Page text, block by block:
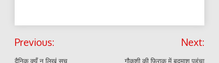
Post
navigation
Previous:
दैनिक क्यूँ न लिखूं सच
Next:
गौकशी की फिराक में बदमाश पहुंचा